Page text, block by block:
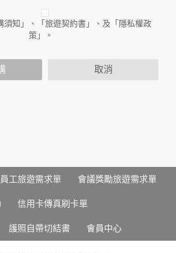
公司旗下網站上的廣告廠商連結，這些置
蒐集您個人的資料。對於您主動提供的個
商或連結網站有其個別的隱私權保護政
聊天室或討論區中任意公開個人資料的行
器會自行記錄相關行徑，包括您使用連線
時間、使用的瀏覽器、瀏覽及點選資料記
計數據或說明文字呈現，除供內部研究
佈統計數據及說明文字，但不涉及特定個
須知」、「旅遊契約書」、及「隱私權政
策」。
取消
工旅遊需求單 會議獎勵旅遊需求單
信用卡傳真刷卡單
護照自帶切結書 會員中心